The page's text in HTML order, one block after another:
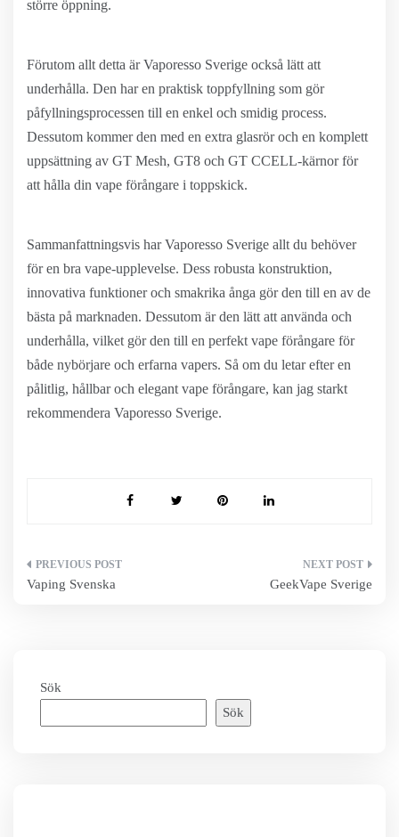
större öppning.
Förutom allt detta är Vaporesso Sverige också lätt att
underhålla. Den har en praktisk toppfyllning som gör
påfyllningsprocessen till en enkel och smidig process.
Dessutom kommer den med en extra glasrör och en komplett
uppsättning av GT Mesh, GT8 och GT CCELL-kärnor för
att hålla din vape förångare i toppskick.
Sammanfattningsvis har Vaporesso Sverige allt du behöver
för en bra vape-upplevelse. Dess robusta konstruktion,
innovativa funktioner och smakrika ånga gör den till en av de
bästa på marknaden. Dessutom är den lätt att använda och
underhålla, vilket gör den till en perfekt vape förångare för
både nybörjare och erfarna vapers. Så om du letar efter en
pålitlig, hållbar och elegant vape förångare, kan jag starkt
rekommendera Vaporesso Sverige.
Inläggsnavigering
Vaping Svenska GeekVape Sverige
Sök
Sök